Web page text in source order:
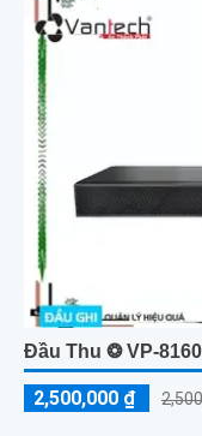
Đầu Thu ❂ VP-
2,500,000 ₫